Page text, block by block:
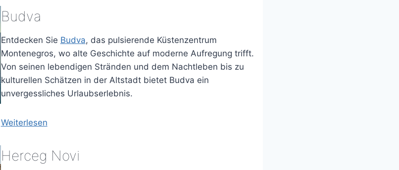
Budva
Entdecken Sie Budva, das pulsierende Küstenzentrum
Montenegros, wo alte Geschichte auf moderne Aufregung trifft.
Von seinen lebendigen Stränden und dem Nachtleben bis zu
kulturellen Schätzen in der Altstadt bietet Budva ein
unvergessliches Urlaubserlebnis.
Weiterlesen
Herceg Novi